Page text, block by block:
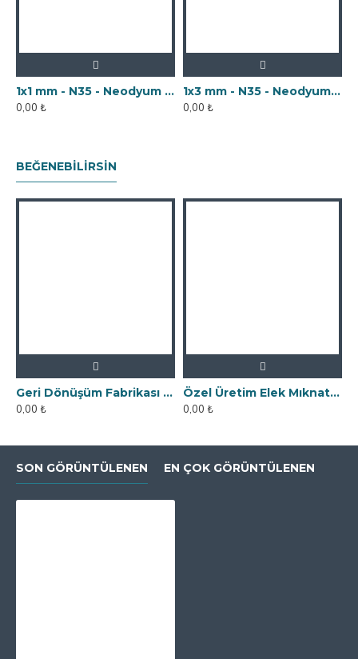
1x1 mm - N35 - Neodyum Mıknatıs
0,00 ₺
1x3 mm - N35 - Neodyum Mıknatıs
0,00 ₺
BEĞENEBILIRSIN
Geri Dönüşüm Fabrikası İçin Kolay Temizlenebilir Neodyum Elek Mıknatıs
0,00 ₺
Özel Üretim Elek Mıknatıs - Un Fabrikasına
0,00 ₺
SON GÖRÜNTÜLENEN EN ÇOK GÖRÜNTÜLENEN